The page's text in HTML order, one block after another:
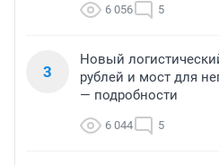
6 056 5
3
Новый
рублей и мост для
— подробности
6 044 5